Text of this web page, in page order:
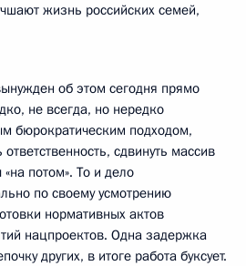
жизнь российских семей,
об этом сегодня прямо
не всегда, но нередко
бюрократическим подходом,
сдвинуть массив
потом». То и дело
по своему усмотрению
нормативных актов
нацпроектов. Одна задержка
других, в итоге работа буксует.